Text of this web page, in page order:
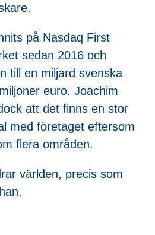
på Nasdaq First
sedan 2016 och
till en miljard svenska
euro. Joachim
att det finns en stor
med företaget eftersom
flera områden.
världen, precis som